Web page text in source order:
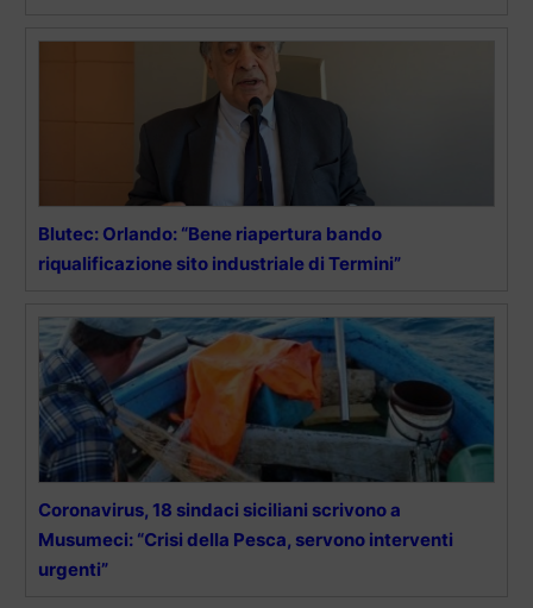
Blutec: Orlando: “Bene riapertura bando
riqualificazione sito industriale di Termini”
Coronavirus, 18 sindaci siciliani scrivono a
Musumeci: “Crisi della Pesca, servono interventi
urgenti”